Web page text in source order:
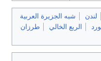
لندن
شبه الجزيرة العربية
الربع الخالي
طرزان